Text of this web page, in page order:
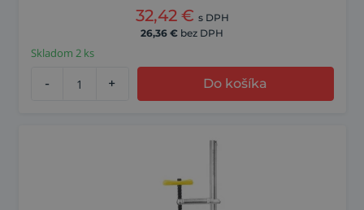
32,42 € s DPH
26,36 € bez DPH
Skladom 2 ks
- + Do košíka